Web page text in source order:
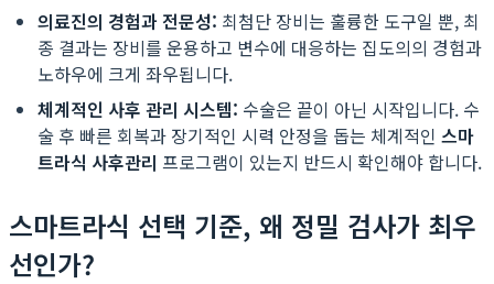
의료진의 경험과 전문성: 최첨단 장비는 훌륭한 도구일 뿐, 최
종 결과는 장비를 운용하고 변수에 대응하는 집도의의 경험과
노하우에 크게 좌우됩니다.
체계적인 사후 관리 시스템: 수술은 끝이 아닌 시작입니다. 수
술 후 빠른 회복과 장기적인 시력 안정을 돕는 체계적인 스마
트라식 사후관리 프로그램이 있는지 반드시 확인해야 합니다.
스마트라식 선택 기준, 왜 정밀 검사가 최우
선인가?